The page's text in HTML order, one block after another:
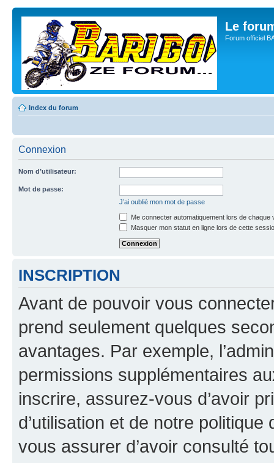
Le
Forum officiel
Index du forum
Connexion
Nom d’utilisateur:
Mot de passe:
J’ai oublié mon mot de passe
Me connecter automatiquement lors de chaque
Masquer mon statut en ligne lors de cette
INSCRIPTION
Avant de pouvoir vous
prend seulement quelques
avantages. Par exemple,
permissions supplémentaires
inscrire, assurez-vous d’avoir
d’utilisation et de notre
vous assurer d’avoir consulté